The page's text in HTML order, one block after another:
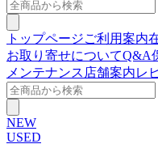
トップページご利用案内
お取り寄せについてQ&A
メンテナンス 店舗案内レ
NEW
USED